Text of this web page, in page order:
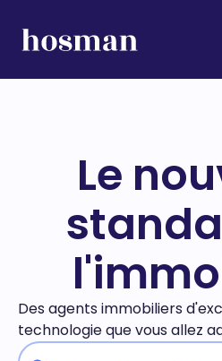
Le
Des agents immobiliers
technologieque vous allez